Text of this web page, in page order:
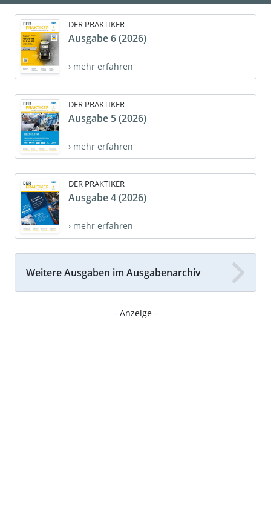
DER PRAKTIKER
Ausgabe 6 (2026)
› mehr erfahren
DER PRAKTIKER
Ausgabe 5 (2026)
› mehr erfahren
DER PRAKTIKER
Ausgabe 4 (2026)
› mehr erfahren
Weitere Ausgaben im Ausgabenarchiv
- Anzeige -